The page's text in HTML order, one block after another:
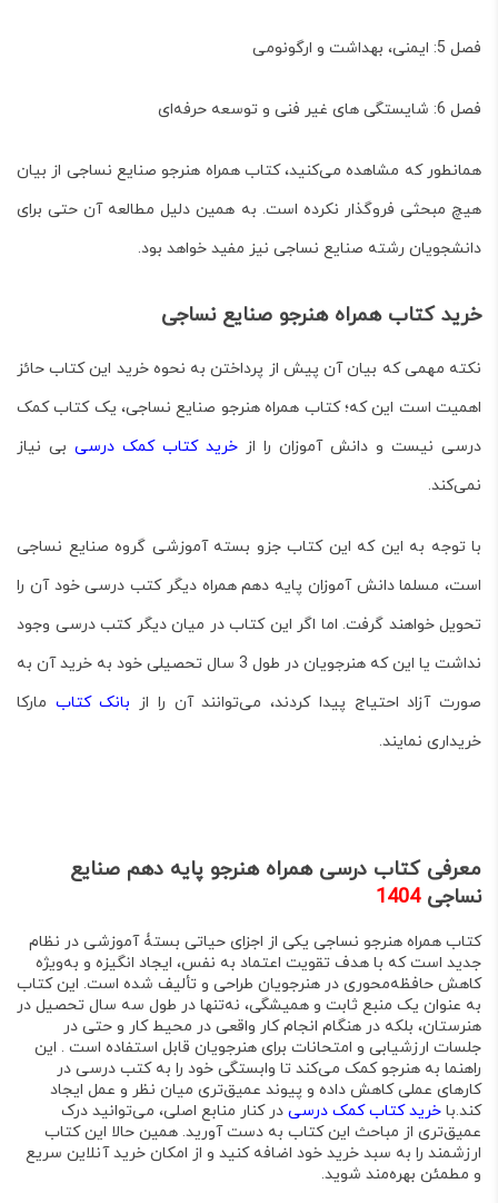
فصل 5: ایمنی، بهداشت و ارگونومی
فصل 6: شایستگی های غیر فنی و توسعه حرفه‌ای
همانطور که مشاهده می‌کنید، کتابهمراه هنرجو صنایع نساجی از بیان
هیچ مبحثی فروگذار نکرده است. به همین دلیل مطالعه آن حتی برای
دانشجویان رشته صنایع نساجی نیز مفید خواهد بود.
خرید کتاب همراه هنرجو صنایع نساجی
نکته مهمی که بیان آن پیش از پرداختن به نحوه خرید این کتاب حائز
اهمیت است این که؛ کتاب همراه هنرجو صنایع نساجی، یک کتاب کمک
درسی نیست و دانش آموزان را از خرید کتاب کمک درسی بی نیاز
نمی‌کند.
با توجه به این که این کتاب جزو بسته آموزشی گروه صنایع نساجی
است، مسلما دانش آموزان پایه دهم همراه دیگر کتب درسی خود آن را
تحویل خواهند گرفت. اما اگر این کتاب در میان دیگر کتب درسی وجود
نداشت یا این که هنرجویان در طول 3 سال تحصیلی خود به خرید آن به
صورت آزاد احتیاج پیدا کردند، می‌توانند آن را از بانک کتاب مارکا
خریداری نمایند.
معرفی کتاب درسی همراه هنرجو پایه دهم صنایع
نساجی1404
کتاب همراه هنرجو نساجی یکی از اجزای حیاتی بستۀ آموزشی در نظام
جدید است که با هدف تقویت اعتماد به نفس، ایجاد انگیزه و به‌ویژه
کاهش حافظه‌محوری در هنرجویان طراحی و تألیف شده است. این کتاب
به عنوان یک منبع ثابت و همیشگی، نه‌تنها در طول سه سال تحصیل در
هنرستان، بلکه در هنگام انجام کار واقعی در محیط کار و حتی در
جلسات ارزشیابی و امتحانات برای هنرجویان قابل استفاده است . این
راهنما به هنرجو کمک می‌کند تا وابستگی خود را به کتب درسی در
کارهای عملی کاهش داده و پیوند عمیق‌تری میان نظر و عمل ایجاد
کند.با خرید کتاب کمک درسی در کنار منابع اصلی، می‌توانید درک
عمیق‌تری از مباحث این کتاب به دست آورید. همین حالا این کتاب
ارزشمند را به سبد خرید خود اضافه کنید و از امکان خرید آنلاین سریع
و مطمئن بهره‌مند شوید.